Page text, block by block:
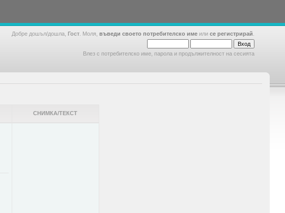
Добре дошъл/дошла, Гост . Моля, въведи своето потребителско име или се регистрирай
Влез с потребителско име, парола и продължителност на сесията
СНИМКА/ТЕКСТ